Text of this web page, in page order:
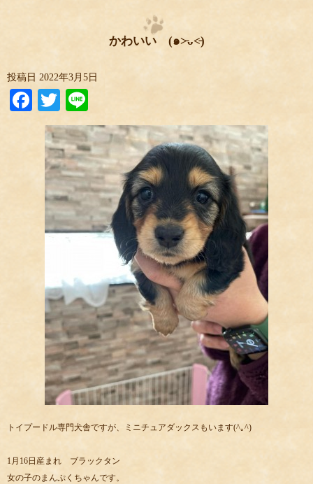
かわいい (๑˃̵ᴗ˂̵)
投稿日 2022年3月5日
Facebook
Twitter
トイプードル専門犬舎ですが、ミニチュアダックスもいます(^｡^)
1月16日産まれ ブラックタン
女の子のまんぷくちゃんです。